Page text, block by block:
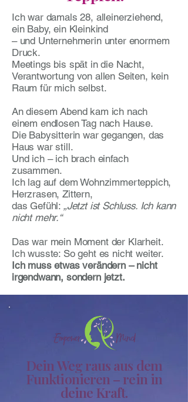
Ich war damals 28, alleinerziehend,
ein Baby, ein Kleinkind
– und Unternehmerin unter enormem
Druck.
Meetings bis spät in die Nacht,
Verantwortung von allen Seiten, kein
Raum für mich selbst.
An diesem Abend kam ich nach
einem endlosen Tag nach Hause.
Die Babysitterin war gegangen, das
Haus war still.
Und ich – ich brach einfach
zusammen.
Ich lag auf dem Wohnzimmerteppich,
Herzrasen, Zittern,
das Gefühl: „Jetzt ist Schluss. Ich kann
nicht mehr.“
Das war mein Moment der Klarheit.
Ich wusste: So geht es nicht weiter.
Ich muss etwas verändern – nicht
irgendwann, sondern jetzt.
Dein Weg raus aus dem
Funktionieren – rein in
deine Kraft.